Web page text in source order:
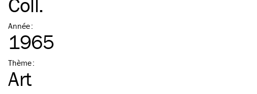
Année:
1965
Thème:
Art